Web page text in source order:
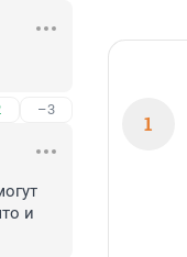
–3
и
1